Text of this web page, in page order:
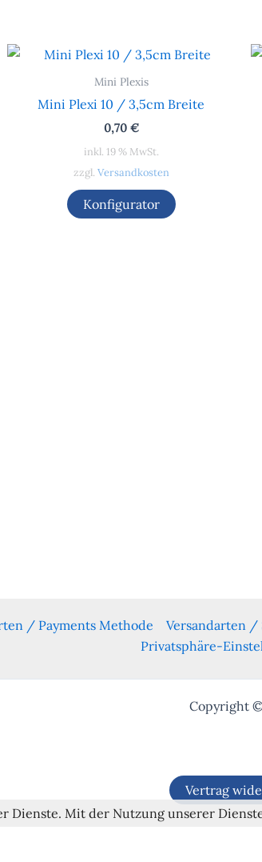
Mini Plexis
Mini Plexi 10 / 3,5cm Breite
0,70 €
inkl. 19 % MwSt.
zzgl. Versandkosten
Konfigurator
/ Payments Methode Versandarten /
Privatsphäre-
Copyright
Vertrag
Mit der Nutzung unserer